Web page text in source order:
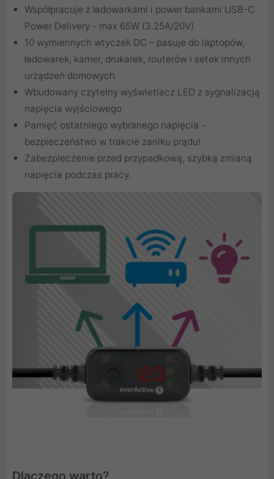
Współpracuje z ładowarkami i power bankami USB-C
Power Delivery - max 65W (3.25A/20V)
10 wymiennych wtyczek DC – pasuje do laptopów,
ładowarek, kamer, drukarek, routerów i setek innych
urządzeń domowych
Wbudowany czytelny wyświetlacz LED z sygnalizacją
napięcia wyjściowego
Pamięć ostatniego wybranego napięcia -
bezpieczeństwo w trakcie zaniku prądu!
Zabezpieczenie przed przypadkową, szybką zmianą
napięcia podczas pracy.
Dlaczego warto?